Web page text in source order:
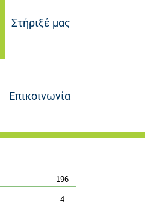
Στήριξέ μας
Επικοινωνία
196
4